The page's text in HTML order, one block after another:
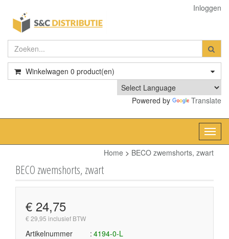
Inloggen
Winkelwagen 0 product(en)
Powered by Translate
Home > BECO zwemshorts, zwart
BECO zwemshorts, zwart
€ 24,75
€ 29,95 inclusief BTW
Artikelnummer
4194-0-L